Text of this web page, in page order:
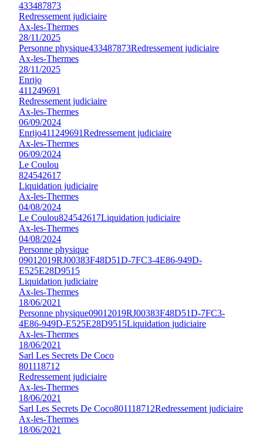
433487873
Redressement judiciaire
Ax-les-Thermes
28/11/2025
Personne physique433487873Redressement judiciaire
Ax-les-Thermes
28/11/2025
Enrijo
411249691
Redressement judiciaire
Ax-les-Thermes
06/09/2024
Enrijo411249691Redressement judiciaire
Ax-les-Thermes
06/09/2024
Le Coulou
824542617
Liquidation judiciaire
Ax-les-Thermes
04/08/2024
Le Coulou824542617Liquidation judiciaire
Ax-les-Thermes
04/08/2024
Personne physique
09012019RJ00383F48D51D-7FC3-4E86-949D-
E525E28D9515
Liquidation judiciaire
Ax-les-Thermes
18/06/2021
Personne physique09012019RJ00383F48D51D-7FC3-
4E86-949D-E525E28D9515Liquidation judiciaire
Ax-les-Thermes
18/06/2021
Sarl Les Secrets De Coco
801118712
Redressement judiciaire
Ax-les-Thermes
18/06/2021
Sarl Les Secrets De Coco801118712Redressement judiciaire
Ax-les-Thermes
18/06/2021